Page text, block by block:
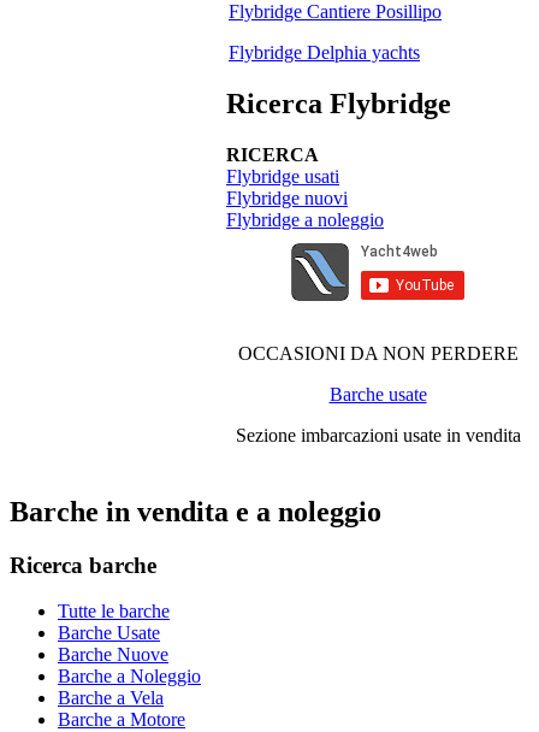
Flybridge Cantiere Posillipo
Flybridge Delphia yachts
Ricerca Flybridge
RICERCA
Flybridge usati
Flybridge nuovi
Flybridge a noleggio
OCCASIONI DA NON PERDERE
Barche usate
Sezione imbarcazioni usate in vendita
Barche in vendita e a noleggio
Ricerca barche
Tutte le barche
Barche Usate
Barche Nuove
Barche a Noleggio
Barche a Vela
Barche a Motore